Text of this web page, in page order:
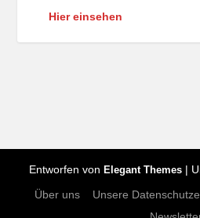
Hier einsehen
Entworfen von Elegant Themes|
Über uns Unsere